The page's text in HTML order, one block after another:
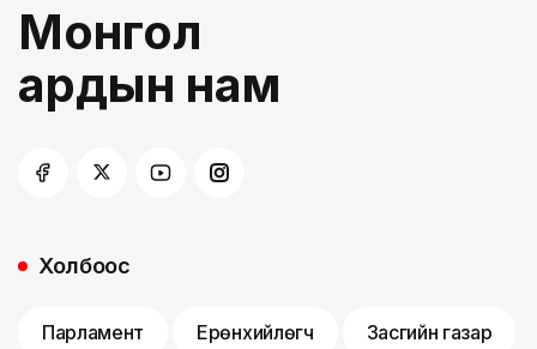
Монгол
ардын нам
Холбоос
Парламент Ерөнхийлөгч Засгийн газар